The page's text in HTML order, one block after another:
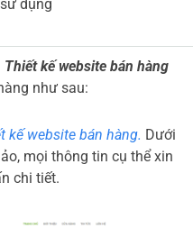
dụng
Thiết kế website bán hàng
như sau:
kế website bán hàng. Dưới
mọi thông tin cụ thể xin
chi tiết.